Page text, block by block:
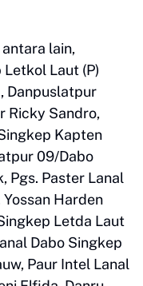
lain,
Laut (P)
Danpuslatpur
Ricky Sandro,
Kapten
09/Dabo
Pgs. Paster Lanal
Harden
Letda Laut
Dabo Singkep
Paur Intel Lanal